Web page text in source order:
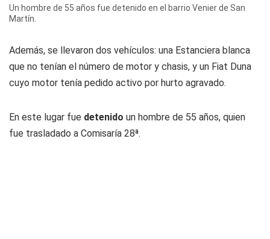
Un hombre de 55 años fue detenido en el barrio Venier de San
Martín.
Además, se llevaron dos vehículos: una Estanciera blanca
que no tenían el número de motor y chasis, y un Fiat Duna
cuyo motor tenía pedido activo por hurto agravado.
En este lugar fue detenido un hombre de 55 años, quien
fue trasladado a Comisaría 28ª.